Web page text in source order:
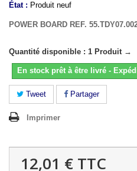
État : Produit neuf
POWER BOARD REF.
Quantité disponible : 1 Produit →
En stock prêt à être livré -
Tweet Partager
Imprimer
12,01 € TTC